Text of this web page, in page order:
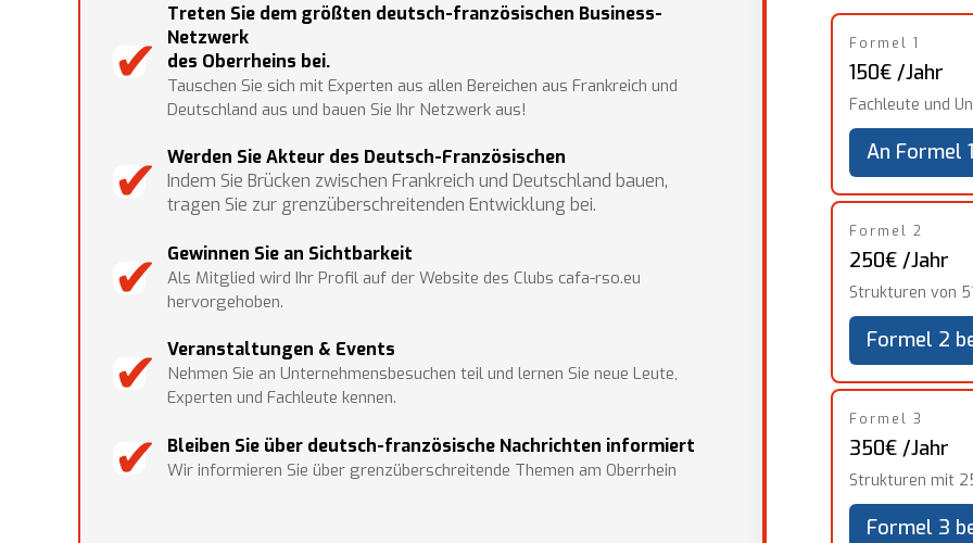
✔︎
Treten Sie dem größten deutsch-französischen Business-
Netzwerk
des Oberrheins bei.
Tauschen Sie sich mit Experten aus allen Bereichen aus Frankreich und
Deutschland aus und bauen Sie Ihr Netzwerk aus!
✔︎
Werden Sie Akteur des Deutsch-Französischen
Indem Sie Brücken zwischen Frankreich und Deutschland bauen,
tragen Sie zur grenzüberschreitenden Entwicklung bei.
✔︎ Gewinnen Sie an Sichtbarkeit
Als Mitglied wird Ihr Profil auf der Website des Clubs cafa-rso.eu
hervorgehoben.
✔︎ Veranstaltungen & Events
Nehmen Sie an Unternehmensbesuchen teil und lernen Sie neue Leute,
Experten und Fachleute kennen.
✔︎ Bleiben Sie über deutsch-französische Nachrichten informiert
Wir informieren Sie über grenzüberschreitende Themen am Oberrhein
Formel 1
150€ /Jahr
Fachleute und
An Formel
Formel 2
250€ /Jahr
Strukturen von
Formel 2
Formel 3
350€ /Jahr
Strukturen mit
Formel 3